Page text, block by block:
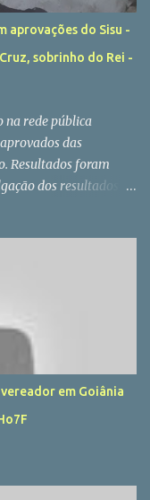
aprovações do Sisu -
sobrinho do Rei -
na rede pública
das
Resultados foram
dos resultados do
Alves de Souza,
os candidatos
da
demais com esse
em uma das
em Goiânia